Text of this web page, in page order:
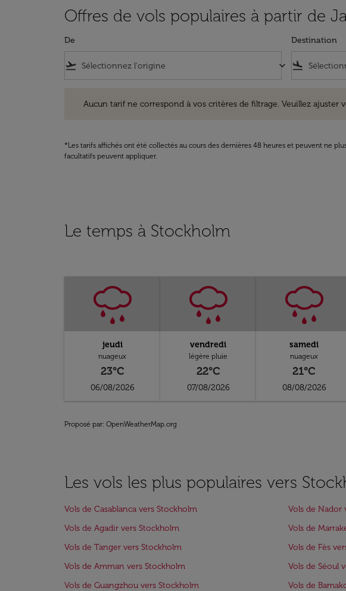
Offres de vols populaires à partir de
De
flight_takeoff keyboard_arrow_down
Destination
flight_land
Aucun tarif ne correspond à vos critères de filtrage. Veuillez ajuster
*Les tarifs affichés ont été collectés au cours des dernières 48 heures et peuvent ne
facultatifs peuvent appliquer.
Le temps à Stockholm
jeudi
nuageux
23°C
06/08/2026
vendredi
légère pluie
22°C
07/08/2026
samedi
nuageux
21°C
08/08/2026
Proposé par: OpenWeatherMap.org
Les vols les plus populaires vers
Vols de Casablanca vers Stockholm Vols de Nador
Vols de Agadir vers Stockholm
Vols de
Vols de Tanger vers Stockholm
Vols de Fès
Vols de Amman vers Stockholm
Vols de Séoul
Vols de Guangzhou vers Stockholm
Vols de